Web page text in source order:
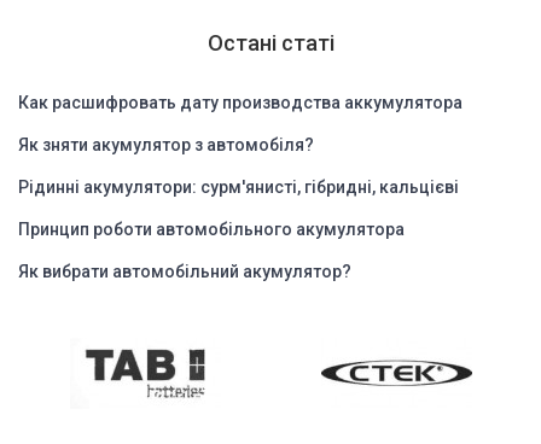
Остані статі
Как расшифровать дату производства аккумулятора
Як зняти акумулятор з автомобіля?
Рідинні акумулятори: сурм'янисті, гібридні, кальцієві
Принцип роботи автомобільного акумулятора
Як вибрати автомобільний акумулятор?